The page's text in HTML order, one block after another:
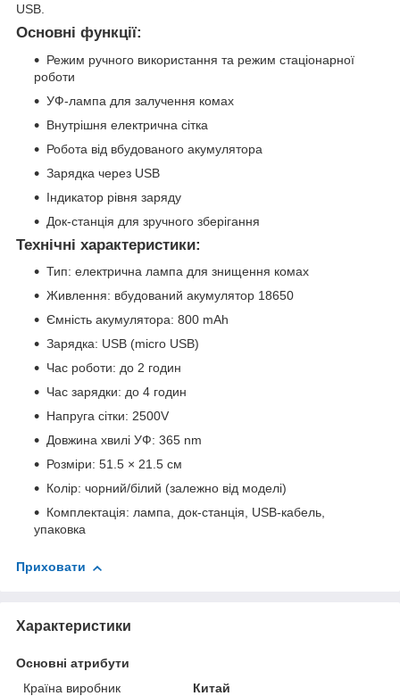
USB.
Основні функції:
Режим ручного використання та режим стаціонарної
роботи
УФ-лампа для залучення комах
Внутрішня електрична сітка
Робота від вбудованого акумулятора
Зарядка через USB
Індикатор рівня заряду
Док-станція для зручного зберігання
Технічні характеристики:
Тип: електрична лампа для знищення комах
Живлення: вбудований акумулятор 18650
Ємність акумулятора: 800 mAh
Зарядка: USB (micro USB)
Час роботи: до 2 годин
Час зарядки: до 4 годин
Напруга сітки: 2500V
Довжина хвилі УФ: 365 nm
Розміри: 51.5 × 21.5 см
Колір: чорний/білий (залежно від моделі)
Комплектація: лампа, док-станція, USB-кабель,
упаковка
Приховати
Характеристики
Основні атрибути
Країна виробник
Китай